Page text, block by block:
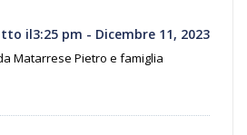
il3:25 pm - Dicembre 11, 2023
Matarrese Pietro e famiglia